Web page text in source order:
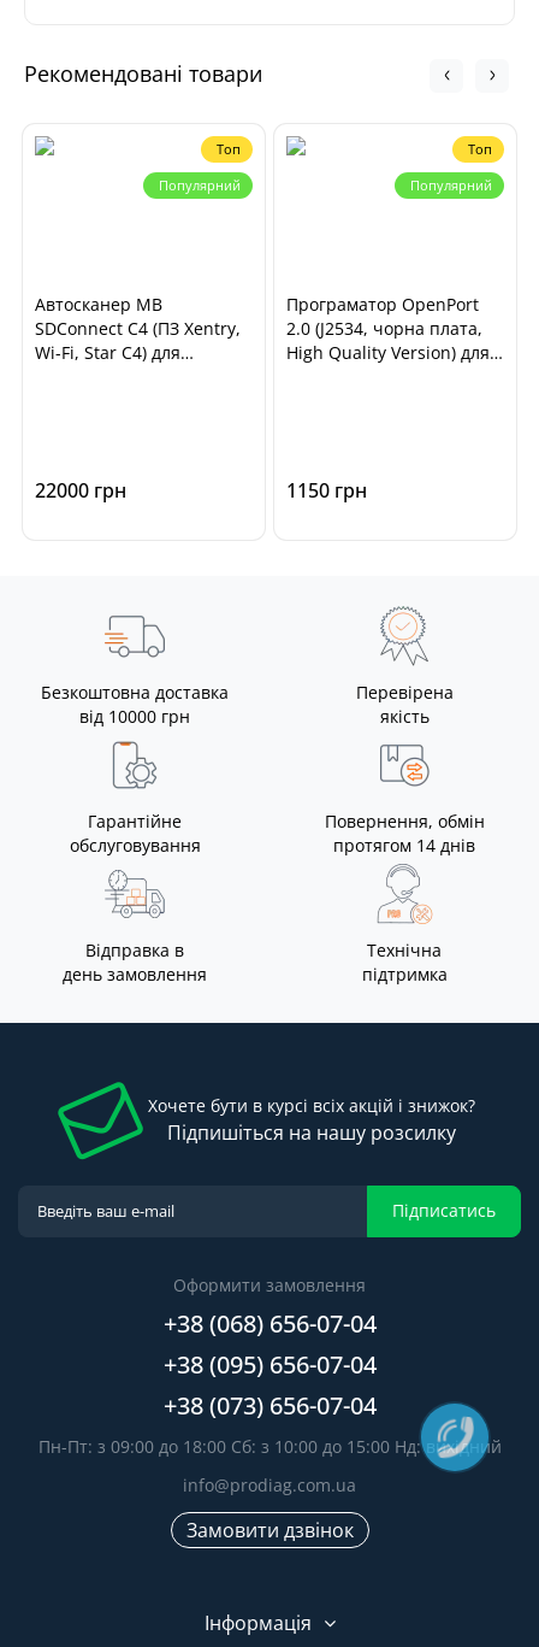
Рекомендовані товари
Топ
Популярний
Автосканер MB
SDConnect C4 (ПЗ Xentry,
Wi-Fi, Star C4) для
22000 грн
Топ
Популярний
Програматор OpenPort
2.0 (J2534, чорна плата,
High Quality Version) для
1150 грн
Безкоштовна доставка
від 10000 грн
Перевірена
якість
Гарантійне
обслуговування
Повернення, обмін
протягом 14 днів
Відправка в
день замовлення
Технічна
підтримка
Хочете бути в курсі всіх акцій і знижок?
Підпишіться на нашу розсилку
Підписатись
Оформити замовлення
+38 (068) 656-07-04
+38 (095) 656-07-04
+38 (073) 656-07-04
Пн-Пт: з 09:00 до 18:00 Сб: з 10:00 до 15:00 Нд: вихідний
info@prodiag.com.ua
Замовити дзвінок
Інформація